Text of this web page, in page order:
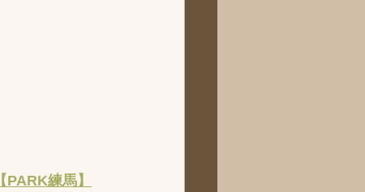
【PARK練馬】